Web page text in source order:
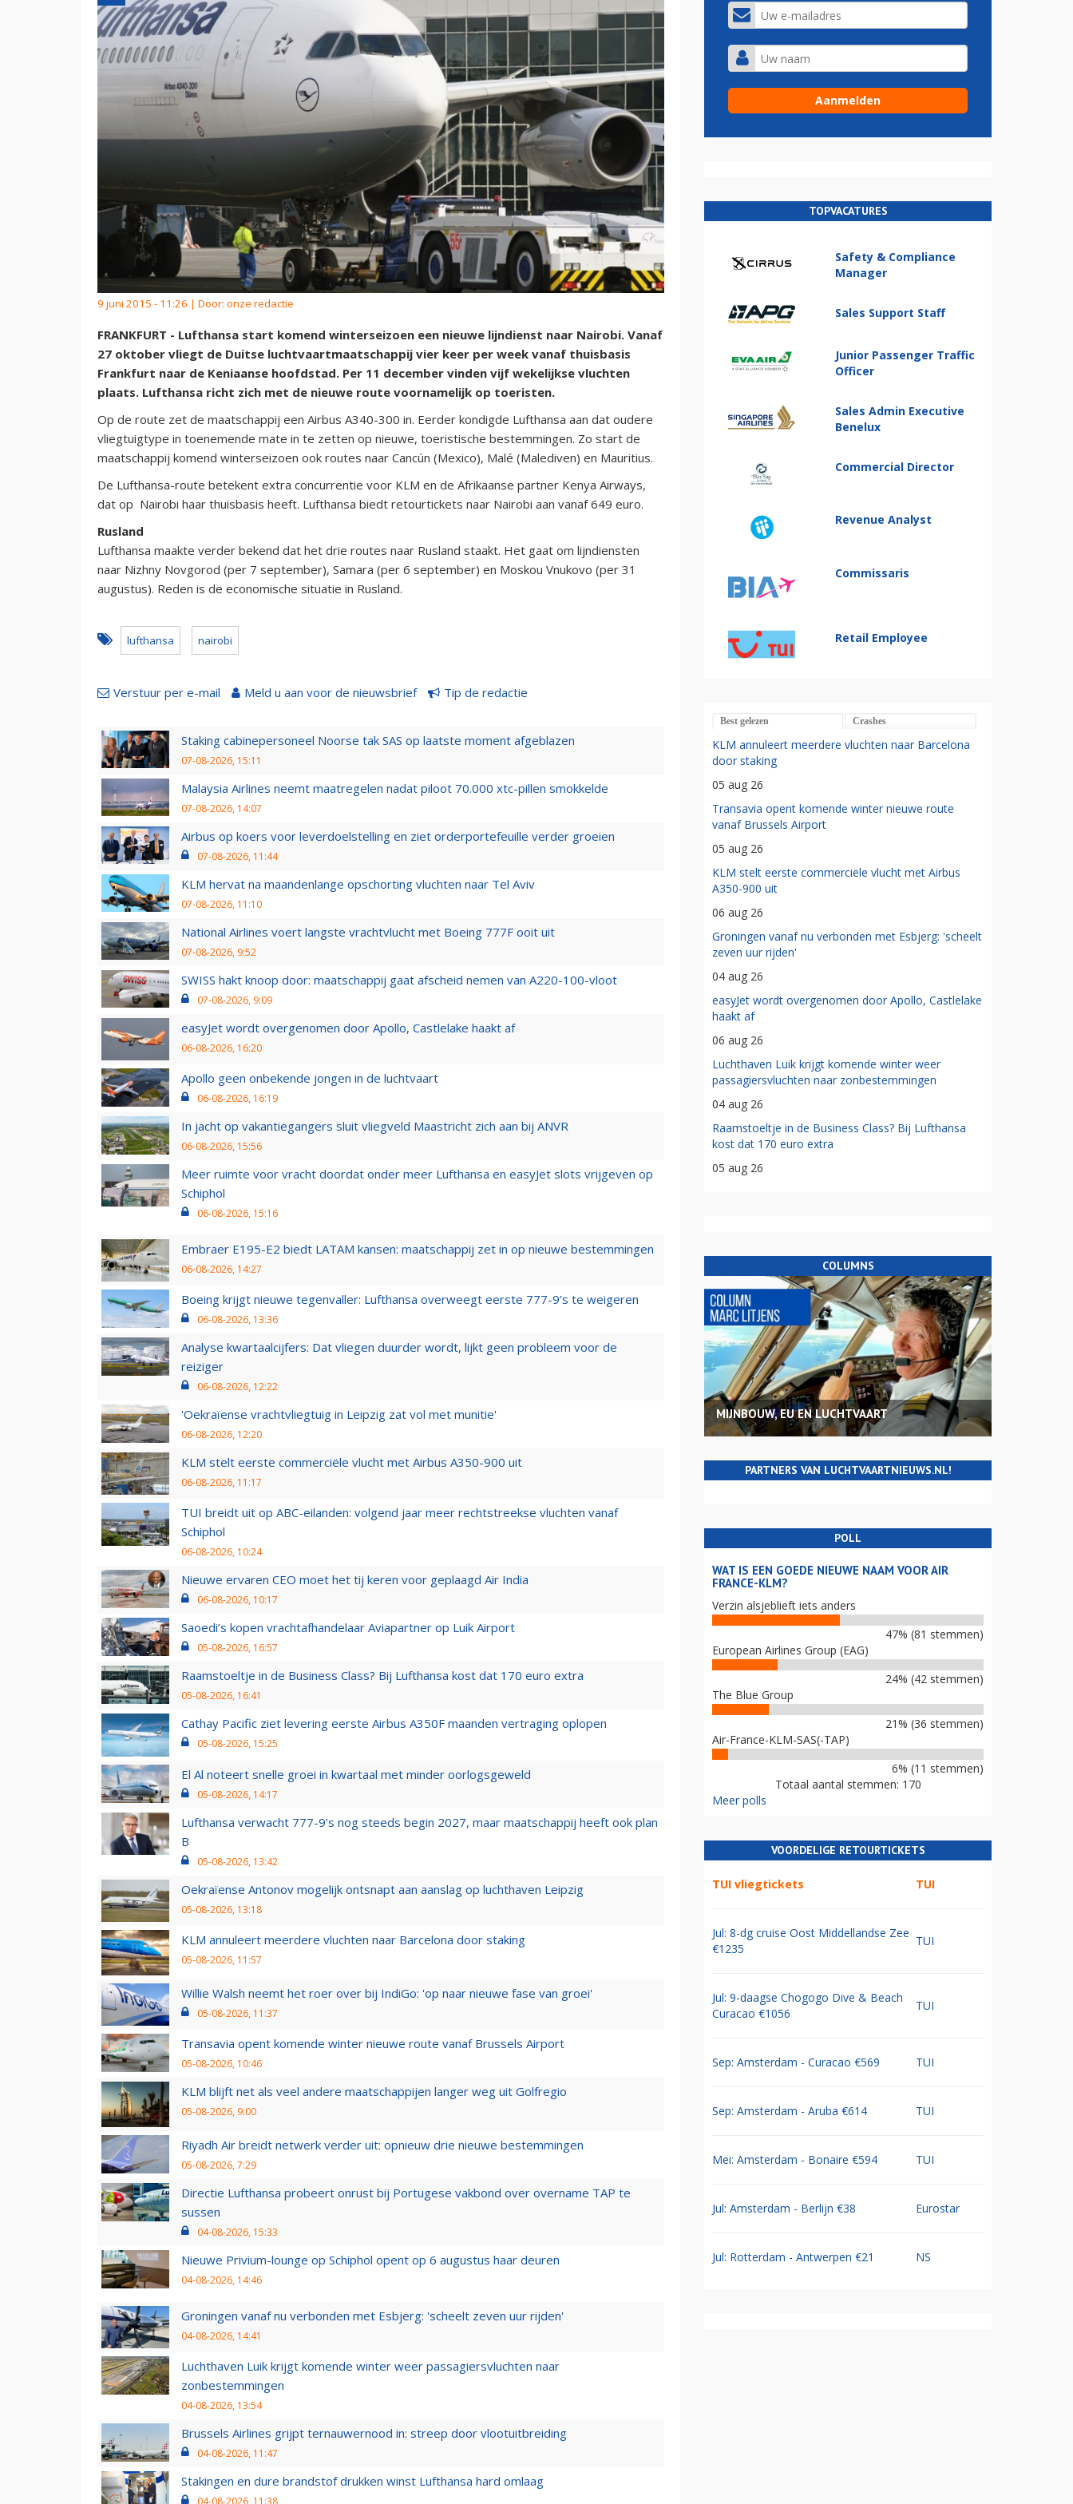
9 juni 2015 - 11:26 | Door: onze redactie
FRANKFURT - Lufthansa start komend winterseizoen een nieuwe lijndienst naar Nairobi. Vanaf
27 oktober vliegt de Duitse luchtvaartmaatschappij vier keer per week vanaf thuisbasis
Frankfurt naar de Keniaanse hoofdstad. Per 11 december vinden vijf wekelijkse vluchten
plaats. Lufthansa richt zich met de nieuwe route voornamelijk op toeristen.
Op de route zet de maatschappij een Airbus A340-300 in. Eerder kondigde Lufthansa aan dat oudere
vliegtuigtype in toenemende mate in te zetten op nieuwe, toeristische bestemmingen. Zo start de
maatschappij komend winterseizoen ook routes naar Cancún (Mexico), Malé (Malediven) en Mauritius.
De Lufthansa-route betekent extra concurrentie voor KLM en de Afrikaanse partner Kenya Airways,
dat op Nairobi haar thuisbasis heeft. Lufthansa biedt retourtickets naar Nairobi aan vanaf 649 euro.
Rusland
Lufthansa maakte verder bekend dat het drie routes naar Rusland staakt. Het gaat om lijndiensten
naar Nizhny Novgorod (per 7 september), Samara (per 6 september) en Moskou Vnukovo (per 31
augustus). Reden is de economische situatie in Rusland.
lufthansa nairobi
Verstuur per e-mail Meld u aan voor de nieuwsbrief Tip de redactie
Staking cabinepersoneel Noorse tak SAS op laatste moment afgeblazen
07-08-2026, 15:11
Malaysia Airlines neemt maatregelen nadat piloot 70.000 xtc-pillen smokkelde
07-08-2026, 14:07
Airbus op koers voor leverdoelstelling en ziet orderportefeuille verder groeien
07-08-2026, 11:44
KLM hervat na maandenlange opschorting vluchten naar Tel Aviv
07-08-2026, 11:10
National Airlines voert langste vrachtvlucht met Boeing 777F ooit uit
07-08-2026, 9:52
SWISS hakt knoop door: maatschappij gaat afscheid nemen van A220-100-vloot
07-08-2026, 9:09
easyJet wordt overgenomen door Apollo, Castlelake haakt af
06-08-2026, 16:20
Apollo geen onbekende jongen in de luchtvaart
06-08-2026, 16:19
In jacht op vakantiegangers sluit vliegveld Maastricht zich aan bij ANVR
06-08-2026, 15:56
Meer ruimte voor vracht doordat onder meer Lufthansa en easyJet slots vrijgeven op
Schiphol
06-08-2026, 15:16
Embraer E195-E2 biedt LATAM kansen: maatschappij zet in op nieuwe bestemmingen
06-08-2026, 14:27
Boeing krijgt nieuwe tegenvaller: Lufthansa overweegt eerste 777-9’s te weigeren
06-08-2026, 13:36
Analyse kwartaalcijfers: Dat vliegen duurder wordt, lijkt geen probleem voor de
reiziger
06-08-2026, 12:22
'Oekraïense vrachtvliegtuig in Leipzig zat vol met munitie'
06-08-2026, 12:20
KLM stelt eerste commerciële vlucht met Airbus A350-900 uit
06-08-2026, 11:17
TUI breidt uit op ABC-eilanden: volgend jaar meer rechtstreekse vluchten vanaf
Schiphol
06-08-2026, 10:24
Nieuwe ervaren CEO moet het tij keren voor geplaagd Air India
06-08-2026, 10:17
Saoedi’s kopen vrachtafhandelaar Aviapartner op Luik Airport
05-08-2026, 16:57
Raamstoeltje in de Business Class? Bij Lufthansa kost dat 170 euro extra
05-08-2026, 16:41
Cathay Pacific ziet levering eerste Airbus A350F maanden vertraging oplopen
05-08-2026, 15:25
El Al noteert snelle groei in kwartaal met minder oorlogsgeweld
05-08-2026, 14:17
Lufthansa verwacht 777-9’s nog steeds begin 2027, maar maatschappij heeft ook plan
B
05-08-2026, 13:42
Oekraïense Antonov mogelijk ontsnapt aan aanslag op luchthaven Leipzig
05-08-2026, 13:18
KLM annuleert meerdere vluchten naar Barcelona door staking
05-08-2026, 11:57
Willie Walsh neemt het roer over bij IndiGo: 'op naar nieuwe fase van groei'
05-08-2026, 11:37
Transavia opent komende winter nieuwe route vanaf Brussels Airport
05-08-2026, 10:46
KLM blijft net als veel andere maatschappijen langer weg uit Golfregio
05-08-2026, 9:00
Riyadh Air breidt netwerk verder uit: opnieuw drie nieuwe bestemmingen
05-08-2026, 7:29
Directie Lufthansa probeert onrust bij Portugese vakbond over overname TAP te
sussen
04-08-2026, 15:33
Nieuwe Privium-lounge op Schiphol opent op 6 augustus haar deuren
04-08-2026, 14:46
Groningen vanaf nu verbonden met Esbjerg: 'scheelt zeven uur rijden'
04-08-2026, 14:41
Luchthaven Luik krijgt komende winter weer passagiersvluchten naar
zonbestemmingen
04-08-2026, 13:54
Brussels Airlines grijpt ternauwernood in: streep door vlootuitbreiding
04-08-2026, 11:47
Stakingen en dure brandstof drukken winst Lufthansa hard omlaag
TOPVACATURES
Safety & Compliance
Manager
Sales Support Staff
Junior Passenger Traffic
Officer
Sales Admin Executive
Benelux
Commercial Director
Revenue Analyst
Commissaris
Retail Employee
Best gelezen Crashes
KLM annuleert meerdere vluchten naar Barcelona
door staking
05 aug 26
Transavia opent komende winter nieuwe route
vanaf Brussels Airport
05 aug 26
KLM stelt eerste commerciële vlucht met Airbus
A350-900 uit
06 aug 26
Groningen vanaf nu verbonden met Esbjerg: 'scheelt
zeven uur rijden'
04 aug 26
easyJet wordt overgenomen door Apollo, Castlelake
haakt af
06 aug 26
Luchthaven Luik krijgt komende winter weer
passagiersvluchten naar zonbestemmingen
04 aug 26
Raamstoeltje in de Business Class? Bij Lufthansa
kost dat 170 euro extra
05 aug 26
COLUMNS
MIJNBOUW, EU EN LUCHTVAART
PARTNERS VAN LUCHTVAARTNIEUWS.NL!
POLL
WAT IS EEN GOEDE NIEUWE NAAM VOOR AIR
FRANCE-KLM?
Verzin alsjeblieft iets anders
47% (81 stemmen)
European Airlines Group (EAG)
24% (42 stemmen)
The Blue Group
21% (36 stemmen)
Air-France-KLM-SAS(-TAP)
6% (11 stemmen)
Totaal aantal stemmen: 170
Meer polls
VOORDELIGE RETOURTICKETS
TUI vliegtickets TUI
Jul: 8-dg cruise Oost Middellandse Zee
€1235
TUI
Jul: 9-daagse Chogogo Dive & Beach
Curacao €1056
TUI
Sep: Amsterdam - Curacao €569 TUI
Sep: Amsterdam - Aruba €614 TUI
Mei: Amsterdam - Bonaire €594 TUI
Jul: Amsterdam - Berlijn €38 Eurostar
Jul: Rotterdam - Antwerpen €21 NS